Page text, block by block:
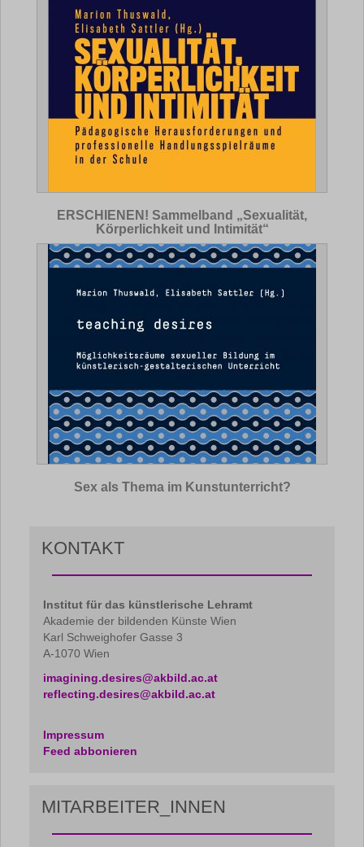
ERSCHIENEN! Sammelband „Sexualität,
Körperlichkeit und Intimität“
Sex als Thema im Kunstunterricht?
KONTAKT
Institut für das künstlerische Lehramt
Akademie der bildenden Künste Wien
Karl Schweighofer Gasse 3
A-1070 Wien
imagining.desires@akbild.ac.at
reflecting.desires@akbild.ac.at
Impressum
Feed abbonieren
MITARBEITER_INNEN